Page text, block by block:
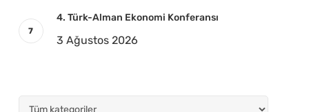
4. Türk-Alman Ekonomi Konferansı
3 Ağustos 2026